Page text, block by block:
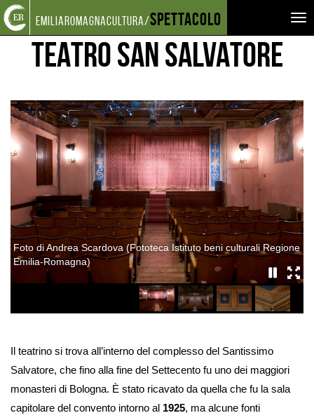
Torna
alla
home
Cerca
nel
sito
Salta
ai
contenuti
Salta
al
menu
principale
emiliaromagnacultura/Spettacolo
LUOGHI TEATRI TEATRO SAN SALVATORE
TEATRO SAN SALVATORE
Foto di Andrea Scardova (Fototeca Istituto beni culturali Regione
Emilia-Romagna)
Il teatrino si trova all’interno del complesso del Santissimo
Salvatore, che fino alla fine del Settecento fu uno dei maggiori
monasteri di Bologna. È stato ricavato da quella che fu la sala
capitolare del convento intorno al 1925, ma alcune fonti